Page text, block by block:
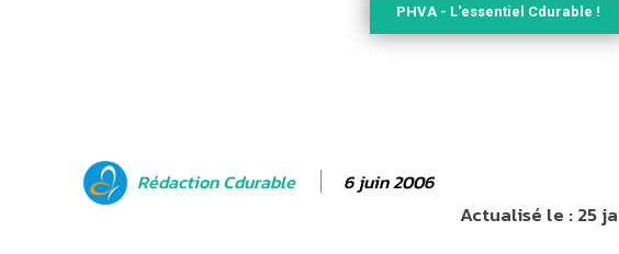
PHVA - L'essentiel Cdurable !
Rédaction Cdurable 6 juin 2006
Actualisé le :25